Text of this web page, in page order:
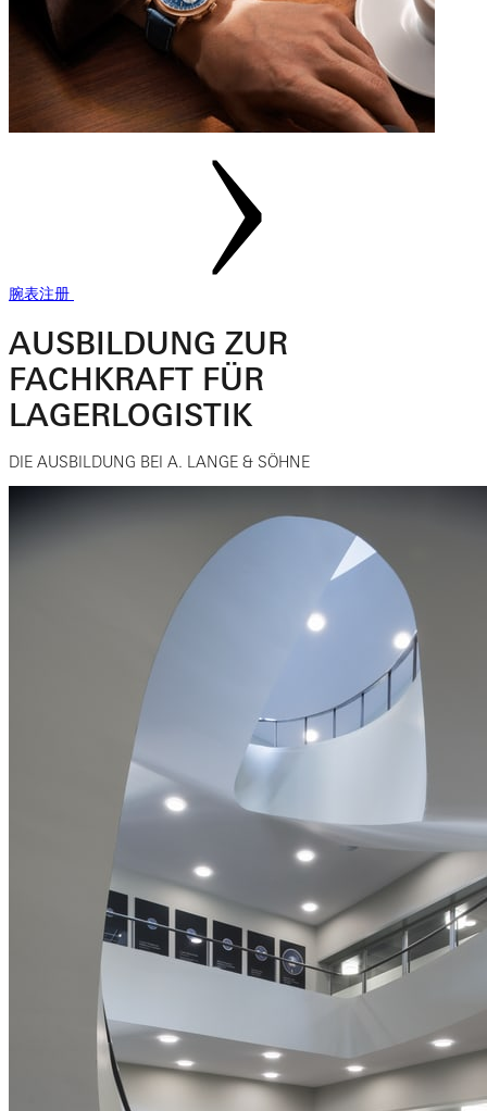
腕表注册
AUSBILDUNG ZUR
FACHKRAFT FÜR
LAGERLOGISTIK
DIE AUSBILDUNG BEI A. LANGE & SÖHNE